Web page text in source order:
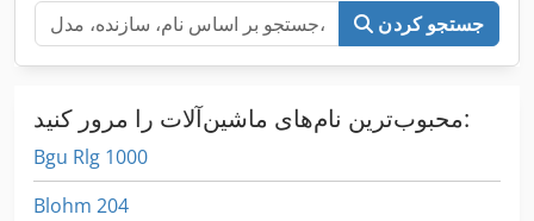
جستجو کردن
محبوب‌ترین نام‌های ماشین‌آلات را مرور کنید:
Bgu Rlg 1000
Blohm 204